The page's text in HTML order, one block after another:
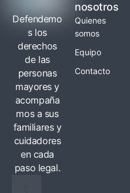
Defendemo
s los
derechos
de las
personas
mayores y
acompaña
mos a sus
familiares y
cuidadores
en cada
paso legal.
nosotros
Quienes
somos
Equipo
Contacto